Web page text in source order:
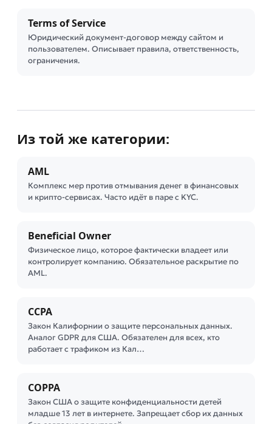
Terms of Service
Юридический документ-договор между сайтом и
пользователем. Описывает правила, ответственность,
ограничения.
Из той же категории:
AML
Комплекс мер против отмывания денег в финансовых
и крипто-сервисах. Часто идёт в паре с KYC.
Beneficial Owner
Физическое лицо, которое фактически владеет или
контролирует компанию. Обязательное раскрытие по
AML.
CCPA
Закон Калифорнии о защите персональных данных.
Аналог GDPR для США. Обязателен для всех, кто
работает с трафиком из Кал…
COPPA
Закон США о защите конфиденциальности детей
младше 13 лет в интернете. Запрещает сбор их данных